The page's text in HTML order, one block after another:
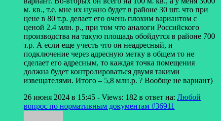
м. кв., т.е. мне их нужно будет в районе 30 шт. что при
цене в 80 т.р. делает его очень плохим вариантом с
ценой 2.4 млн. р., при том что аналоги Российского
производства на такую площадь обойдутся в районе 700
т.р. А если еще учесть что он неадресный, и
подключение через адресную метку в общем то не
сделает его адресным, то каждая точка помещения
должна будет контролироваться двумя такими
извещателями. Итого – 5,8 млн.р. ? Вообще не вариант)
26 июня 2024 в 15:45 - Views: 182 в ответ на: Любой
вопрос по нормативным документам #36911